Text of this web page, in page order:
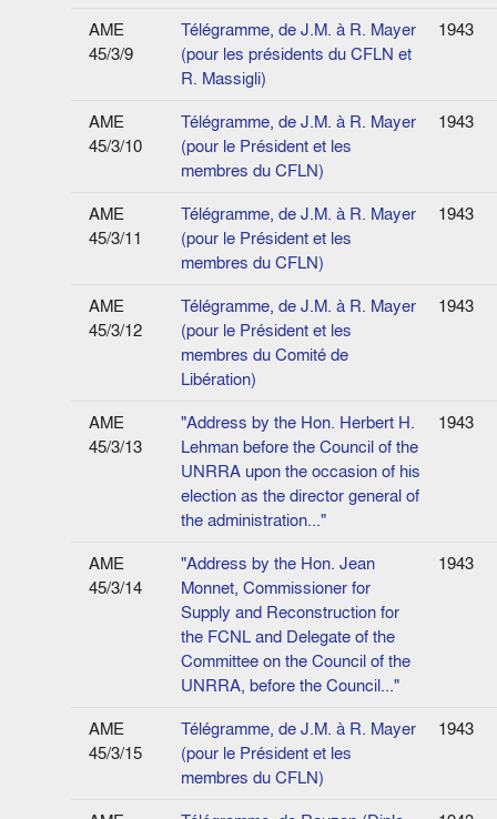
AME
45/3/9
Télégramme, de J.M. à R. Mayer
(pour les présidents du CFLN et
R. Massigli)
1943
AME
45/3/10
Télégramme, de J.M. à R. Mayer
(pour le Président et les
membres du CFLN)
1943
AME
45/3/11
Télégramme, de J.M. à R. Mayer
(pour le Président et les
membres du CFLN)
1943
AME
45/3/12
Télégramme, de J.M. à R. Mayer
(pour le Président et les
membres du Comité de
Libération)
1943
AME
45/3/13
"Address by the Hon. Herbert H.
Lehman before the Council of the
UNRRA upon the occasion of his
election as the director general of
the administration..."
1943
AME
45/3/14
"Address by the Hon. Jean
Monnet, Commissioner for
Supply and Reconstruction for
the FCNL and Delegate of the
Committee on the Council of the
UNRRA, before the Council..."
1943
AME
45/3/15
Télégramme, de J.M. à R. Mayer
(pour le Président et les
membres du CFLN)
1943